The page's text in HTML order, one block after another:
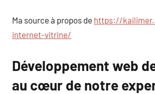
Ma source à propos de https://
internet-vitrine/
Développement web
au cœur de notre